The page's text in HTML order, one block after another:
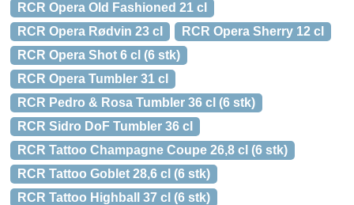
RCR Opera Old Fashioned 21 cl
RCR Opera Rødvin 23 cl
RCR Opera Sherry 12 cl
RCR Opera Shot 6 cl (6 stk)
RCR Opera Tumbler 31 cl
RCR Pedro & Rosa Tumbler 36 cl (6 stk)
RCR Sidro DoF Tumbler 36 cl
RCR Tattoo Champagne Coupe 26,8 cl (6 stk)
RCR Tattoo Goblet 28,6 cl (6 stk)
RCR Tattoo Highball 37 cl (6 stk)